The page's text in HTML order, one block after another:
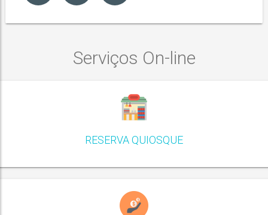
Serviços On-line
RESERVA QUIOSQUE